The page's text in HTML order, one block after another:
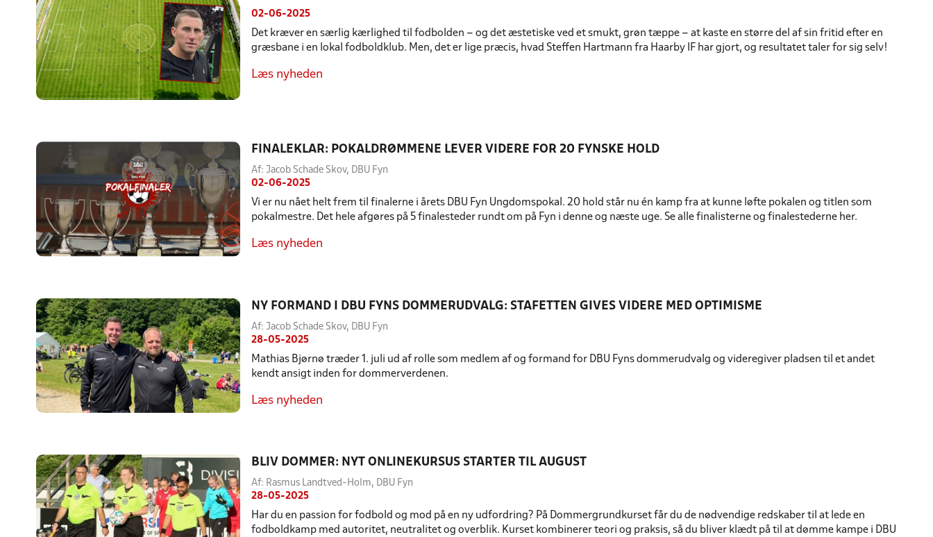
02-06-2025
Det kræver en særlig kærlighed til fodbolden – og det æstetiske ved et smukt, grøn tæppe – at kaste en større del af sin fritid efter en
græsbane i en lokal fodboldklub. Men, det er lige præcis, hvad Steffen Hartmann fra Haarby IF har gjort, og resultatet taler for sig selv!
Læs nyheden
FINALEKLAR: POKALDRØMMENE LEVER VIDERE FOR 20 FYNSKE HOLD
Af: Jacob Schade Skov, DBU Fyn
02-06-2025
Vi er nu nået helt frem til finalerne i årets DBU Fyn Ungdomspokal. 20 hold står nu én kamp fra at kunne løfte pokalen og titlen som
pokalmestre. Det hele afgøres på 5 finalesteder rundt om på Fyn i denne og næste uge. Se alle finalisterne og finalestederne her.
Læs nyheden
NY FORMAND I DBU FYNS DOMMERUDVALG: STAFETTEN GIVES VIDERE MED OPTIMISME
Af: Jacob Schade Skov, DBU Fyn
28-05-2025
Mathias Bjørnø træder 1. juli ud af rolle som medlem af og formand for DBU Fyns dommerudvalg og videregiver pladsen til et andet
kendt ansigt inden for dommerverdenen.
Læs nyheden
BLIV DOMMER: NYT ONLINEKURSUS STARTER TIL AUGUST
Af: Rasmus Landtved-Holm, DBU Fyn
28-05-2025
Har du en passion for fodbold og mod på en ny udfordring? På Dommergrundkurset får du de nødvendige redskaber til at lede en
fodboldkamp med autoritet, neutralitet og overblik. Kurset kombinerer teori og praksis, så du bliver klædt på til at dømme kampe i DBU